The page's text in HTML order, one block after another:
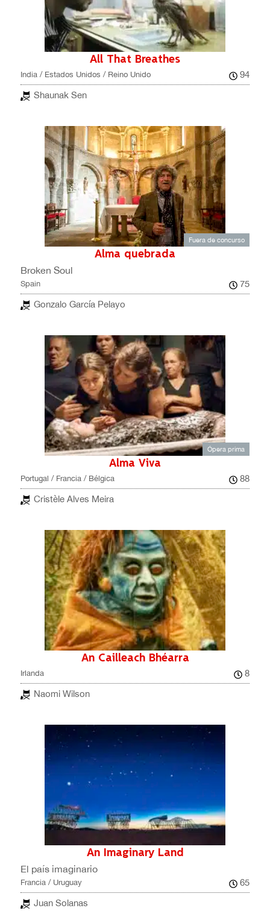
All That Breathes
India / Estados Unidos / Reino Unido
94
Shaunak Sen
Fuera de concurso
Alma quebrada
Broken Soul
Spain
75
Gonzalo García Pelayo
Ópera prima
Alma Viva
Portugal / Francia / Bélgica
88
Cristèle Alves Meira
An Cailleach Bhéarra
Irlanda
8
Naomi Wilson
An Imaginary Land
El país imaginario
Francia / Uruguay
65
Juan Solanas